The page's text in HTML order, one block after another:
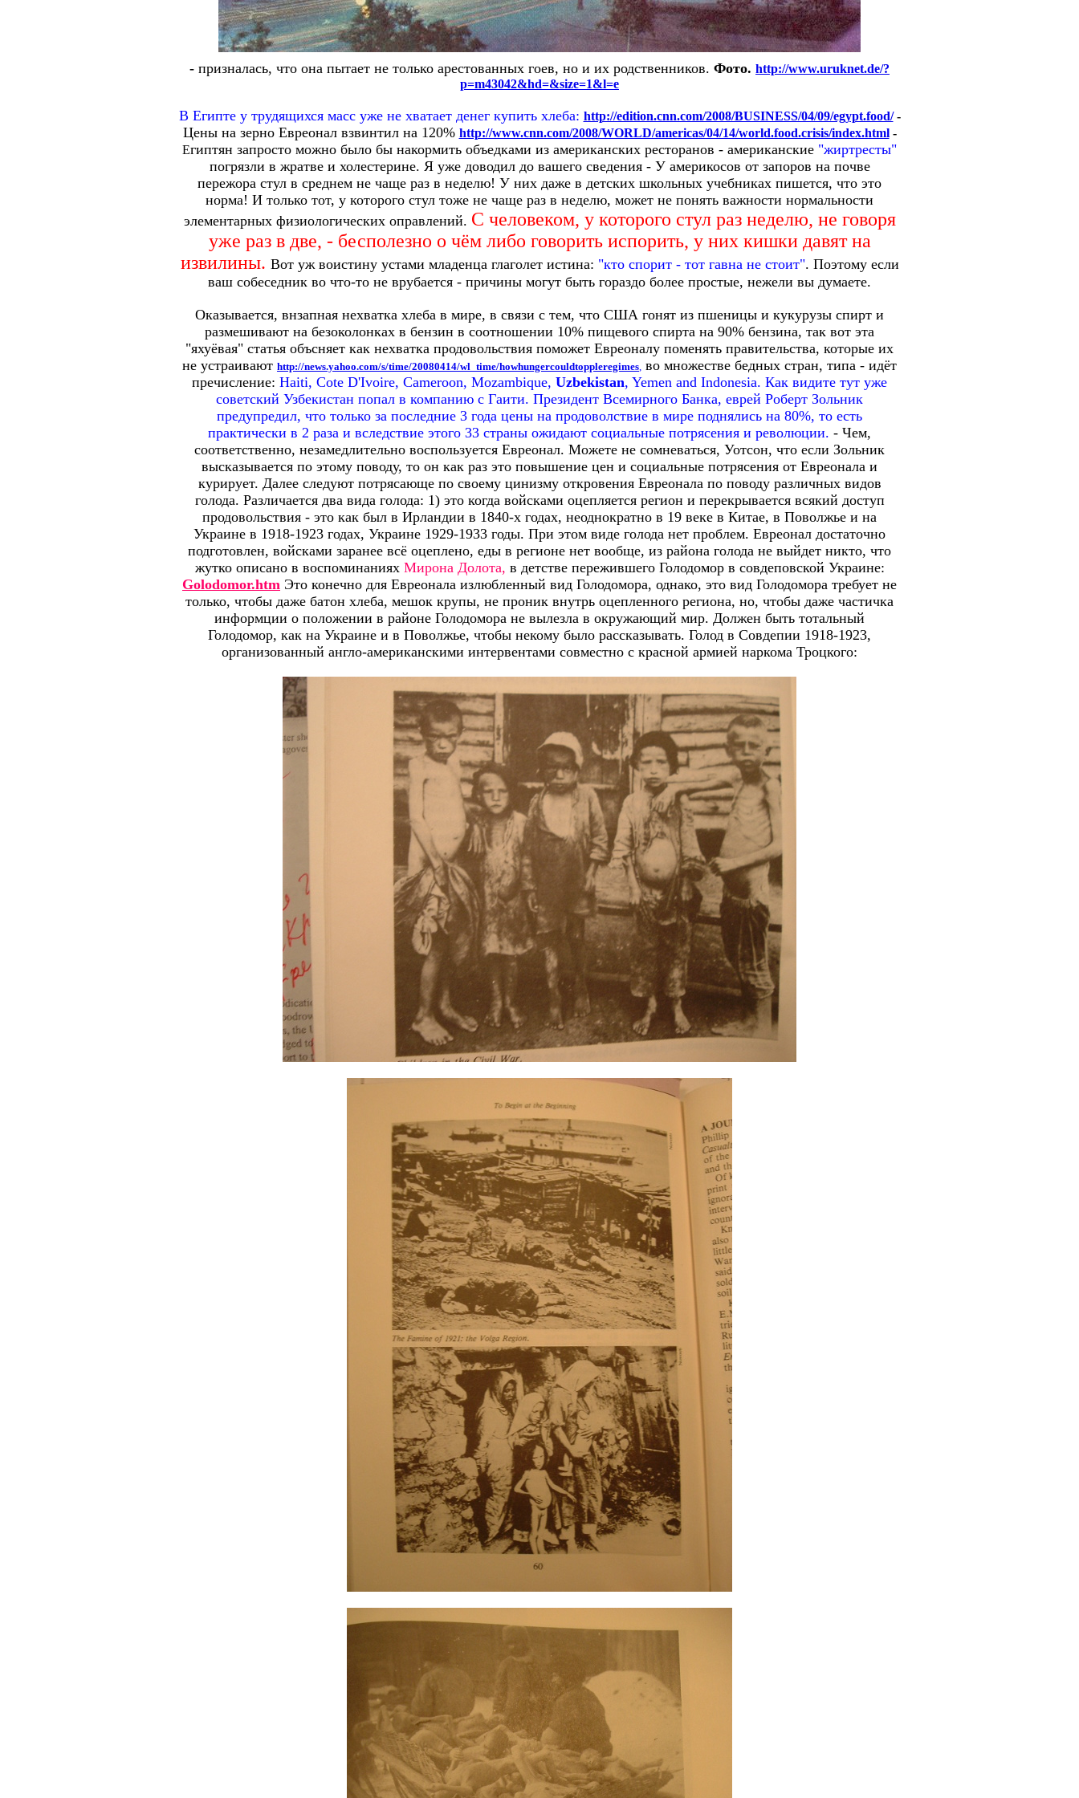
- призналась, что она пытает не только арестованных гоев, но и их родственников. Фото. http://www.uruknet.de/?
p=m43042&hd=&size=1&l=e
В Египте у трудящихся масс уже не хватает денег купить хлеба: http://edition.cnn.com/2008/BUSINESS/04/09/egypt.food/ -
Цены на зерно Евреонал взвинтил на 120% http://www.cnn.com/2008/WORLD/americas/04/14/world.food.crisis/index.html-
Египтян запросто можно было бы накормить объедками из американских ресторанов - американские "жиртресты"
погрязли в жратве и холестерине. Я уже доводил до вашего сведения - У америкосов от запоров на почве
пережора стул в среднем не чаще раз в неделю! У них даже в детских школьных учебниках пишется, что это
норма! И только тот, у которого стул тоже не чаще раз в неделю, может не понять важности нормальности
элементарных физиологических оправлений. С человеком, у которого стул раз неделю, не говоря
уже раз в две, - бесполезно о чём либо говорить испорить, у них кишки давят на
извилины. Вот уж воистину устами младенца глаголет истина: "кто спорит - тот гавна не стоит". Поэтому если
ваш собеседник во что-то не врубается - причины могут быть гораздо более простые, нежели вы думаете.
Оказывается, внзапная нехватка хлеба в мире, в связи с тем, что США гонят из пшеницы и кукурузы спирт и
размешивают на безоколонках в бензин в соотношении 10% пищевого спирта на 90% бензина, так вот эта
"яхуёвая" статья объсняет как нехватка продовольствия поможет Евреоналу поменять правительства, которые их
не устраивают http://news.yahoo.com/s/time/20080414/wl_time/howhungercouldtoppleregimes, во множестве бедных стран, типа - идёт
пречисление: Haiti, Cote D'Ivoire, Cameroon, Mozambique, Uzbekistan, Yemen and Indonesia. Как видите тут уже
советский Узбекистан попал в компанию с Гаити. Президент Всемирного Банка, еврей Роберт Зольник
предупредил, что только за последние 3 года цены на продоволствие в мире поднялись на 80%, то есть
практически в 2 раза и вследствие этого 33 страны ожидают социальные потрясения и революции. - Чем,
соответственно, незамедлительно воспользуется Евреонал. Можете не сомневаться, Уотсон, что если Зольник
высказывается по этому поводу, то он как раз это повышение цен и социальные потрясения от Евреонала и
курирует. Далее следуют потрясающе по своему цинизму откровения Евреонала по поводу различных видов
голода. Различается два вида голода: 1) это когда войсками оцепляется регион и перекрывается всякий доступ
продовольствия - это как был в Ирландии в 1840-х годах, неоднократно в 19 веке в Китае, в Поволжье и на
Украине в 1918-1923 годах, Украине 1929-1933 годы. При этом виде голода нет проблем. Евреонал достаточно
подготовлен, войсками заранее всё оцеплено, еды в регионе нет вообще, из района голода не выйдет никто, что
жутко описано в воспоминаниях Мирона Долота, в детстве пережившего Голодомор в совдеповской Украине:
Golodomor.htm Это конечно для Евреонала излюбленный вид Голодомора, однако, это вид Голодомора требует не
только, чтобы даже батон хлеба, мешок крупы, не проник внутрь оцепленного региона, но, чтобы даже частичка
информции о положении в районе Голодомора не вылезла в окружающий мир. Должен быть тотальный
Голодомор, как на Украине и в Поволжье, чтобы некому было рассказывать. Голод в Совдепии 1918-1923,
организованный англо-американскими интервентами совместно с красной армией наркома Троцкого: